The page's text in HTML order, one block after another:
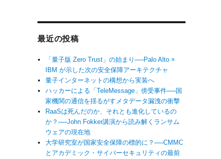
最近の投稿
「量子版 Zero Trust」の始まり──Palo Alto ×
IBM が示した次の安全保障アーキテクチャ
量子インターネットの構想から実装へ
ハッカーによる「TeleMessage」傍受事件──国
家機関の通信を揺るがすメタデータ漏洩の衝撃
RaaSは死んだのか、それとも進化しているの
か？──John Fokker講演から読み解くランサム
ウェアの現在地
大学研究室が国家安全保障の標的に？──CMMC
とアカデミック・サイバーセキュリティの最前